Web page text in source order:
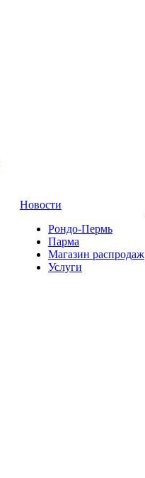
Новости
Рондо-Пермь
Парма
Магазин распродаж
Услуги